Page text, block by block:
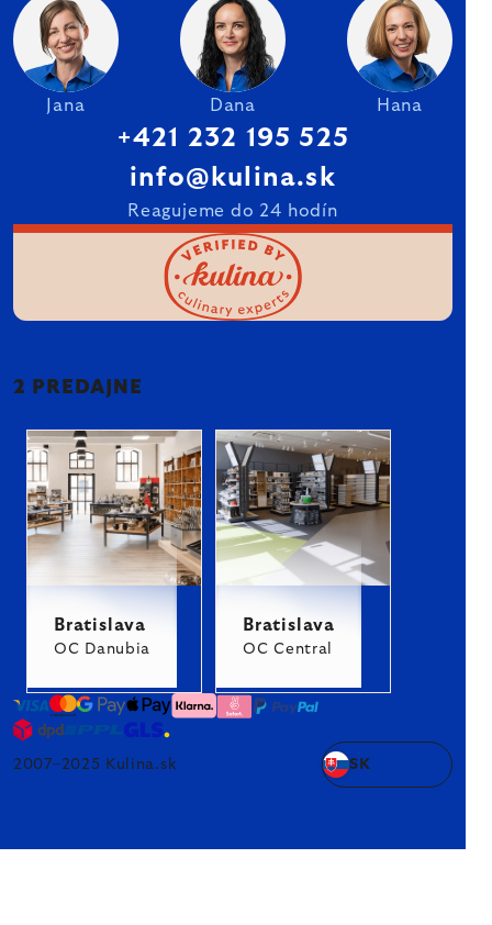
Jana Dana Hana
+421 232 195 525
info@kulina.sk
Reagujeme do 24 hodín
2 PREDAJNE
Bratislava
OC Danubia
Bratislava
OC Central
2007–2025 Kulina.sk SK